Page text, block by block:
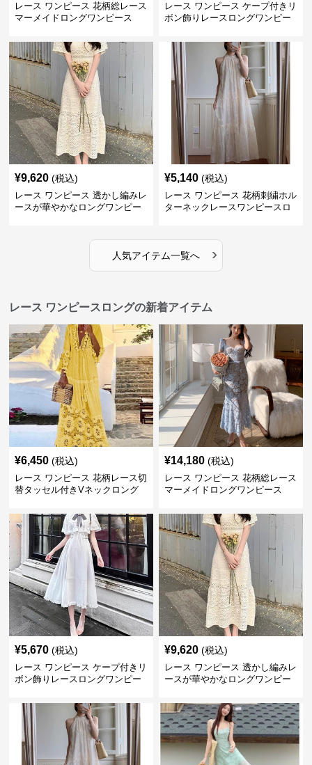
レース ワンピース 花柄総レース
マーメイドロングワンピース
レース ワンピース ケープ付きリ
ボン飾りレースロングワンピー
¥9,620 (税込)
レース ワンピース 透かし編みレ
ースが華やかなロングワンピー
¥5,140 (税込)
レース ワンピース 花柄刺繍ホル
ターネックレースワンピースロ
人気アイテム一覧へ ›
レース ワンピースロングの新着アイテム
¥6,450 (税込)
レース ワンピース 花柄レース切
替タッセル付きVネックロング
¥14,180 (税込)
レース ワンピース 花柄総レース
マーメイドロングワンピース
¥5,670 (税込)
レース ワンピース ケープ付きリ
ボン飾りレースロングワンピー
¥9,620 (税込)
レース ワンピース 透かし編みレ
ースが華やかなロングワンピー